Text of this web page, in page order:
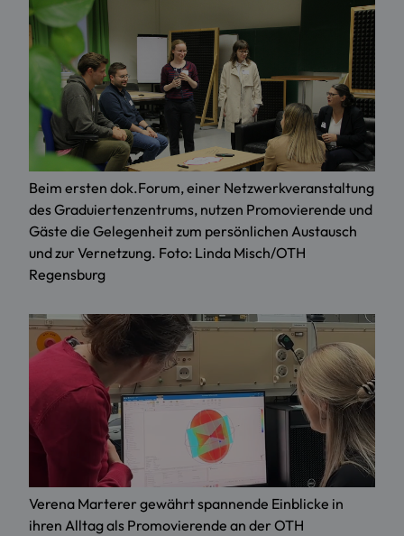
Beim ersten dok.Forum, einer Netzwerkveranstaltung
des Graduiertenzentrums, nutzen Promovierende und
Gäste die Gelegenheit zum persönlichen Austausch
und zur Vernetzung. Foto: Linda Misch/OTH
Regensburg
Verena Marterer gewährt spannende Einblicke in
ihren Alltag als Promovierende an der OTH